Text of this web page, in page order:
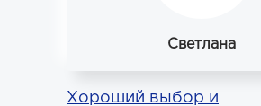
Светлана
Хороший выбор и